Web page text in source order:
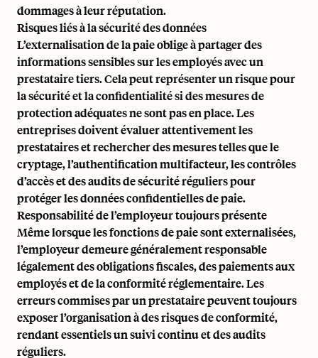
dommages à leur réputation.
Risques liés à la sécurité des données
L’externalisation de la paie oblige à partager des
informations sensibles sur les employés avec un
prestataire tiers. Cela peut représenter un risque pour
la sécurité et la confidentialité si des mesures de
protection adéquates ne sont pas en place. Les
entreprises doivent évaluer attentivement les
prestataires et rechercher des mesures telles que le
cryptage, l’authentification multifacteur, les contrôles
d’accès et des audits de sécurité réguliers pour
protéger les données confidentielles de paie.
Responsabilité de l’employeur toujours présente
Même lorsque les fonctions de paie sont externalisées,
l’employeur demeure généralement responsable
légalement des obligations fiscales, des paiements aux
employés et de la conformité réglementaire. Les
erreurs commises par un prestataire peuvent toujours
exposer l’organisation à des risques de conformité,
rendant essentiels un suivi continu et des audits
réguliers.